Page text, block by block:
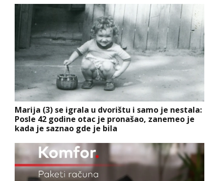
Marija (3) se igrala u dvorištu i samo je nestala:
Posle 42 godine otac je pronašao, zanemeo je
kada je saznao gde je bila